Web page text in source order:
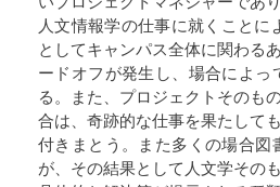
人文情報学の仕事に就くことに
としてキャンパス全体に関わる
ードオフが発生し、場合によ
る。また、プロジェクトそのも
合は、奇跡的な仕事を果たして
付きまとう。また多くの場合
が、その結果として人文学その